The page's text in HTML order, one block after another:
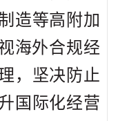
造等高附加
海外合规经
，坚决防止
国际化经营